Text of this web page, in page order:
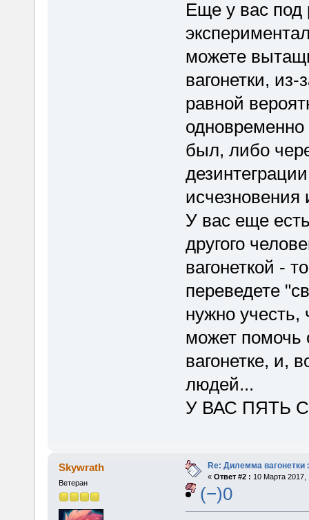
Еще у вас под
можете
вагонетки, из-
равной
одновременно
был, либо
исчезновения
У вас еще
другого
вагонеткой -
переведете
нужно учесть,
может помочь
вагонетке, и,
людей...
У ВАС ПЯТЬ
Skywrath
Ветеран
Re: Дилемма вагонетки
« Ответ #2 : 10 Марта 2017,
(−)0